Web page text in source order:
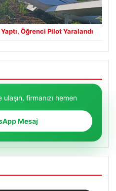
Öğrenci Pilot Yaralandı
firmanızı hemen
Mesaj